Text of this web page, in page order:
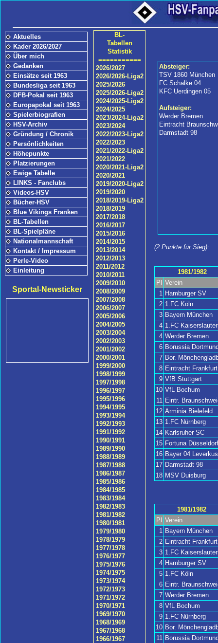
Aktuelles
Kader 2026/2027
Über mich
Gedanken
Einsätze seit 1963
Bundesliga seit 1963
DFB-Pokal seit 1963
Europapokal seit 1963
Spielerbiografien
HSV-Archiv
Gründung / Chronik
Persönlichkeiten
Höhepunkte
Platzierungen
Ewige Tabelle
LINKS - Fanclubs
Videos-HSV
Bücher-HSV
Blue Vikings Franken
BL-Tabellen
BL-Spielpläne
Nationalmannschaft
Kontakt / Impressum
Perle-Video
Einleitung
Sportal-Newsticker
Absteiger:
TSV 1860 München
FC Schalke 04
KFC Uerdingen 05
Aufsteiger:
Werder Bremen
Eintracht
Darmstadt 98
(2 Punkte für Sieg):
1981/1982
Pl Verein
1 Hamburger SV
2 1.FC Köln
3 Bayern München
4 1.FC
4 Werder Bremen
6 Borussia
7 Bor.
8 Eintracht Frankfurt
9 VfB Stuttgart
10 VfL Bochum
11 Eintr.
12 Arminia Bielefeld
13 1.FC Nürnberg
14 Karlsruher SC
15 Fortuna Düsseldorf
16 Bayer 04
17 Darmstadt 98
18 MSV Duisburg
1981/1982
Pl
Verein
1
Bayern München
2 Eintracht Frankfurt
3 1.FC
4 Hamburger SV
5 1.FC Köln
6 Eintr.
7 Werder Bremen
8 VfL Bochum
9 1.FC Nürnberg
10 Bor.
11
Borussia
BL-
Tabellen
Statistik
===========
2026/2027
2026/2026-Liga2
2025/2026
2025/2026-Liga2
2024/2025-Liga2
2024/2025
2023/2024-Liga2
2023/2024
2022/2023-Liga2
2022/2023
2021/2022-Liga2
2021/2022
2020/2021-Liga2
2020/2021
2019/2020-Liga2
2019/2020
2018/2019-Liga2
2018/2019
2017/2018
2016/2017
2015/2016
2014/2015
2013/2014
2012/2013
2011/2012
2010/2011
2009/2010
2008/2009
2007/2008
2006/2007
2005/2006
2004/2005
2003/2004
2002/2003
2001/2002
2000/2001
1999/2000
1998/1999
1997/1998
1996/1997
1995/1996
1994/1995
1993/1994
1992/1993
1991/1992
1990/1991
1989/1990
1988/1989
1987/1988
1986/1987
1985/1986
1984/1985
1983/1984
1982/1983
1981/1982
1980/1981
1979/1980
1978/1979
1977/1978
1976/1977
1975/1976
1974/1975
1973/1974
1972/1973
1971/1972
1970/1971
1969/1970
1968/1969
1967/1968
1966/1967